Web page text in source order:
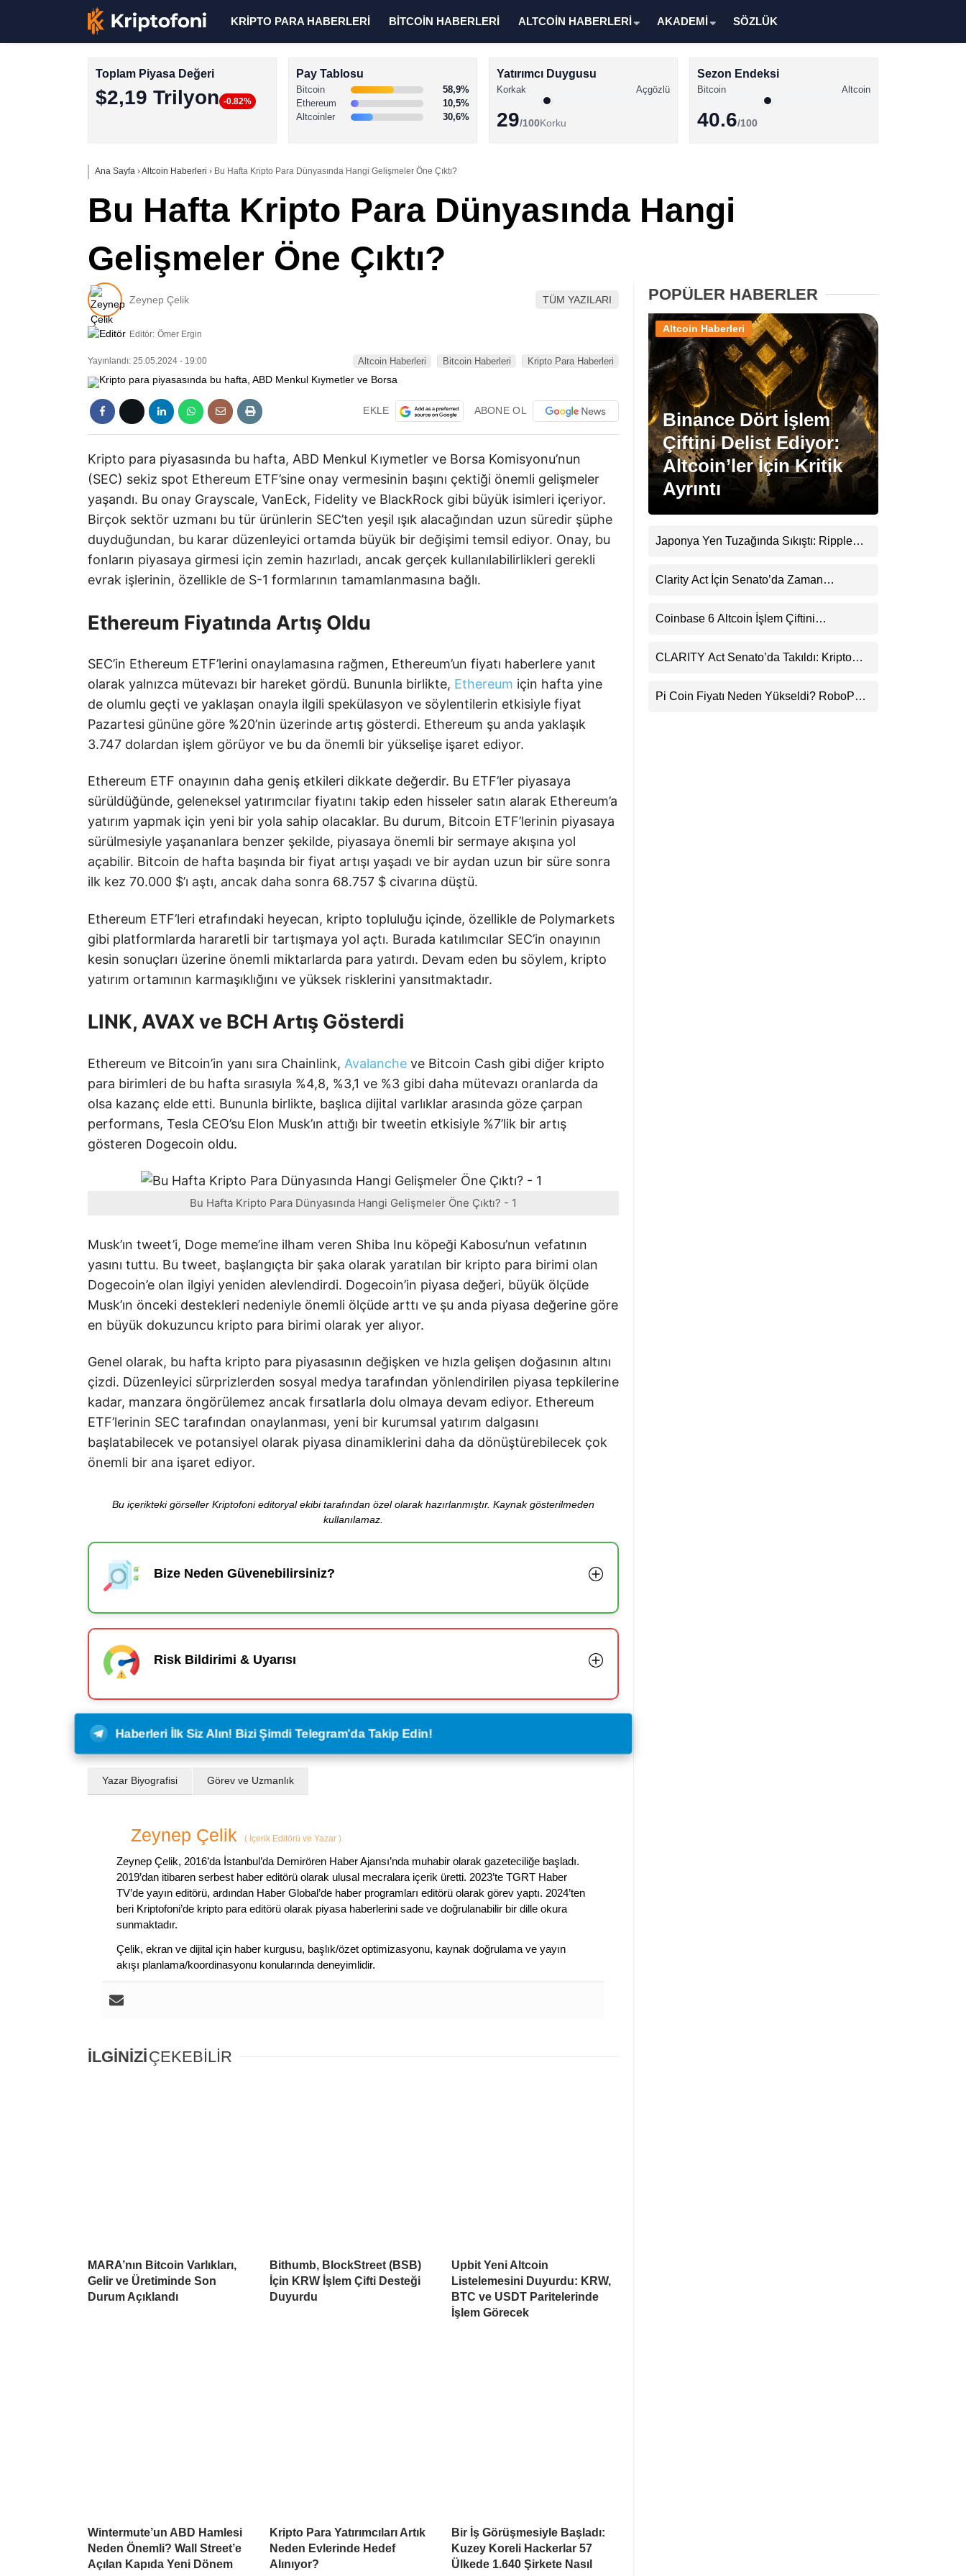
XRP Haberleri
Memecoin Haberleri
Stablecoin Haberleri
Facebook
Instagram
LinkedIn
Telegram
KRİPTO PARA HABERLERİ BİTCOİN HABERLERİ ALTCOİN HABERLERİ AKADEMİ SÖZLÜK
Toplam Piyasa Değeri
$2,19 Trilyon -0.82%
Pay Tablosu
Bitcoin
58,9%
Ethereum
10,5%
Altcoinler
30,6%
Yatırımcı Duygusu
Korkak Açgözlü
29/100Korku
Sezon Endeksi
Bitcoin Altcoin
40.6/100
Ana Sayfa ›Altcoin Haberleri › Bu Hafta Kripto Para Dünyasında Hangi Gelişmeler Öne Çıktı?
Bu Hafta Kripto Para Dünyasında Hangi
Gelişmeler Öne Çıktı?
Zeynep Çelik TÜM YAZILARI
Editör: Ömer Ergin
Yayınlandı: 25.05.2024 - 19:00 Altcoin Haberleri Bitcoin Haberleri Kripto Para Haberleri
EKLE ABONE OL
Kripto para piyasasında bu hafta, ABD Menkul Kıymetler ve Borsa Komisyonu’nun
(SEC) sekiz spot Ethereum ETF’sine onay vermesinin başını çektiği önemli gelişmeler
yaşandı. Bu onay Grayscale, VanEck, Fidelity ve BlackRock gibi büyük isimleri içeriyor.
Birçok sektör uzmanı bu tür ürünlerin SEC’ten yeşil ışık alacağından uzun süredir şüphe
duyduğundan, bu karar düzenleyici ortamda büyük bir değişimi temsil ediyor. Onay, bu
fonların piyasaya girmesi için zemin hazırladı, ancak gerçek kullanılabilirlikleri gerekli
evrak işlerinin, özellikle de S-1 formlarının tamamlanmasına bağlı.
Ethereum Fiyatında Artış Oldu
SEC’in Ethereum ETF’lerini onaylamasına rağmen, Ethereum’un fiyatı haberlere yanıt
olarak yalnızca mütevazı bir hareket gördü. Bununla birlikte, Ethereum için hafta yine
de olumlu geçti ve yaklaşan onayla ilgili spekülasyon ve söylentilerin etkisiyle fiyat
Pazartesi gününe göre %20’nin üzerinde artış gösterdi. Ethereum şu anda yaklaşık
3.747 dolardan işlem görüyor ve bu da önemli bir yükselişe işaret ediyor.
Ethereum ETF onayının daha geniş etkileri dikkate değerdir. Bu ETF’ler piyasaya
sürüldüğünde, geleneksel yatırımcılar fiyatını takip eden hisseler satın alarak Ethereum’a
yatırım yapmak için yeni bir yola sahip olacaklar. Bu durum, Bitcoin ETF’lerinin piyasaya
sürülmesiyle yaşananlara benzer şekilde, piyasaya önemli bir sermaye akışına yol
açabilir. Bitcoin de hafta başında bir fiyat artışı yaşadı ve bir aydan uzun bir süre sonra
ilk kez 70.000 $’ı aştı, ancak daha sonra 68.757 $ civarına düştü.
Ethereum ETF’leri etrafındaki heyecan, kripto topluluğu içinde, özellikle de Polymarkets
gibi platformlarda hararetli bir tartışmaya yol açtı. Burada katılımcılar SEC’in onayının
kesin sonuçları üzerine önemli miktarlarda para yatırdı. Devam eden bu söylem, kripto
yatırım ortamının karmaşıklığını ve yüksek risklerini yansıtmaktadır.
LINK, AVAX ve BCH Artış Gösterdi
Ethereum ve Bitcoin’in yanı sıra Chainlink, Avalanche ve Bitcoin Cash gibi diğer kripto
para birimleri de bu hafta sırasıyla %4,8, %3,1 ve %3 gibi daha mütevazı oranlarda da
olsa kazanç elde etti. Bununla birlikte, başlıca dijital varlıklar arasında göze çarpan
performans, Tesla CEO’su Elon Musk’ın attığı bir tweetin etkisiyle %7’lik bir artış
gösteren Dogecoin oldu.
Bu Hafta Kripto Para Dünyasında Hangi Gelişmeler Öne Çıktı? - 1
Musk’ın tweet’i, Doge meme’ine ilham veren Shiba Inu köpeği Kabosu’nun vefatının
yasını tuttu. Bu tweet, başlangıçta bir şaka olarak yaratılan bir kripto para birimi olan
Dogecoin’e olan ilgiyi yeniden alevlendirdi. Dogecoin’in piyasa değeri, büyük ölçüde
Musk’ın önceki destekleri nedeniyle önemli ölçüde arttı ve şu anda piyasa değerine göre
en büyük dokuzuncu kripto para birimi olarak yer alıyor.
Genel olarak, bu hafta kripto para piyasasının değişken ve hızla gelişen doğasının altını
çizdi. Düzenleyici sürprizlerden sosyal medya tarafından yönlendirilen piyasa tepkilerine
kadar, manzara öngörülemez ancak fırsatlarla dolu olmaya devam ediyor. Ethereum
ETF’lerinin SEC tarafından onaylanması, yeni bir kurumsal yatırım dalgasını
başlatabilecek ve potansiyel olarak piyasa dinamiklerini daha da dönüştürebilecek çok
önemli bir ana işaret ediyor.
Bu içerikteki görseller Kriptofoni editoryal ekibi tarafından özel olarak hazırlanmıştır. Kaynak gösterilmeden
kullanılamaz.
Bize Neden Güvenebilirsiniz?
Risk Bildirimi & Uyarısı
Haberleri İlk Siz Alın! Bizi Şimdi Telegram'da Takip Edin!
Yazar Biyografisi Görev ve Uzmanlık
Zeynep Çelik ( İçerik Editörü ve Yazar )
Zeynep Çelik, 2016’da İstanbul’da Demirören Haber Ajansı’nda muhabir olarak gazeteciliğe başladı.
2019’dan itibaren serbest haber editörü olarak ulusal mecralara içerik üretti. 2023’te TGRT Haber
TV’de yayın editörü, ardından Haber Global’de haber programları editörü olarak görev yaptı. 2024’ten
beri Kriptofoni’de kripto para editörü olarak piyasa haberlerini sade ve doğrulanabilir bir dille okura
sunmaktadır.
Çelik, ekran ve dijital için haber kurgusu, başlık/özet optimizasyonu, kaynak doğrulama ve yayın
akışı planlama/koordinasyonu konularında deneyimlidir.
İLGİNİZİÇEKEBİLİR
MARA’nın Bitcoin Varlıkları,
Gelir ve Üretiminde Son
Durum Açıklandı
Bithumb, BlockStreet (BSB)
İçin KRW İşlem Çifti Desteği
Duyurdu
Upbit Yeni Altcoin
Listelemesini Duyurdu: KRW,
BTC ve USDT Paritelerinde
İşlem Görecek
Wintermute’un ABD Hamlesi
Neden Önemli? Wall Street’e
Açılan Kapıda Yeni Dönem
Kripto Para Yatırımcıları Artık
Neden Evlerinde Hedef
Alınıyor?
Bir İş Görüşmesiyle Başladı:
Kuzey Koreli Hackerlar 57
Ülkede 1.640 Şirkete Nasıl
POPÜLER HABERLER
Binance Dört İşlem
Çiftini Delist Ediyor:
Altcoin’ler İçin Kritik
Ayrıntı
Altcoin Haberleri
Japonya Yen Tuzağında Sıkıştı: Ripple
Clarity Act İçin Senato’da Zaman
Coinbase 6 Altcoin İşlem Çiftini
CLARITY Act Senato’da Takıldı: Kripto
Pi Coin Fiyatı Neden Yükseldi? RoboPay